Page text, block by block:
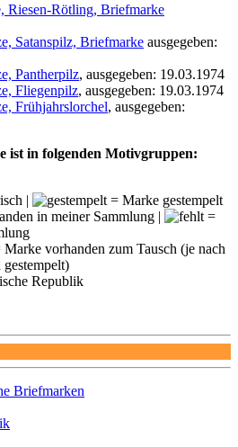
Riesen-Rötling, Briefmarke
Satanspilz, Briefmarke ausgegeben:
Pantherpilz, ausgegeben: 19.03.1974
Fliegenpilz, ausgegeben: 19.03.1974
Frühjahrslorchel, ausgegeben:
ist in folgenden Motivgruppen:
|
= Marke gestempelt
in meiner Sammlung |
=
Marke vorhanden zum Tausch (je nach
Republik
Briefmarken